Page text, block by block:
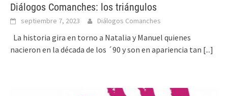
Diálogos Comanches: los triángulos
septiembre 7, 2023 Diálogos Comanches
La historia gira en torno a Natalia y Manuel quienes
nacieron en la década de los ´90 y son en apariencia tan [...]